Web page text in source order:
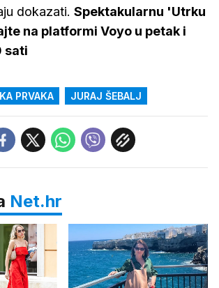
dokazati. Spektakularnu 'Utrku
na platformi Voyo u petak i
sati
PRVAKA JURAJ ŠEBALJ
Net.hr